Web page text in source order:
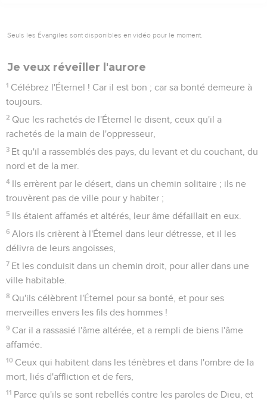
Seuls les Évangiles sont disponibles en vidéo pour le moment.
Je veux réveiller l'aurore
1 Célébrez l'Éternel ! Car il est bon ; car sa bonté demeure à
toujours.
2 Que les rachetés de l'Éternel le disent, ceux qu'il a
rachetés de la main de l'oppresseur,
3 Et qu'il a rassemblés des pays, du levant et du couchant, du
nord et de la mer.
4 Ils errèrent par le désert, dans un chemin solitaire ; ils ne
trouvèrent pas de ville pour y habiter ;
5 Ils étaient affamés et altérés, leur âme défaillait en eux.
6 Alors ils crièrent à l'Éternel dans leur détresse, et il les
délivra de leurs angoisses,
7 Et les conduisit dans un chemin droit, pour aller dans une
ville habitable.
8 Qu'ils célèbrent l'Éternel pour sa bonté, et pour ses
merveilles envers les fils des hommes !
9 Car il a rassasié l'âme altérée, et a rempli de biens l'âme
affamée.
10 Ceux qui habitent dans les ténèbres et dans l'ombre de la
mort, liés d'affliction et de fers,
11 Parce qu'ils se sont rebellés contre les paroles de Dieu, et